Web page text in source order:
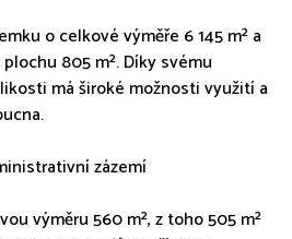
o celkové výměře 6 145 m² a
805 m². Díky svému
má široké možnosti využití a
zázemí
výměru 560 m², z toho 505 m²